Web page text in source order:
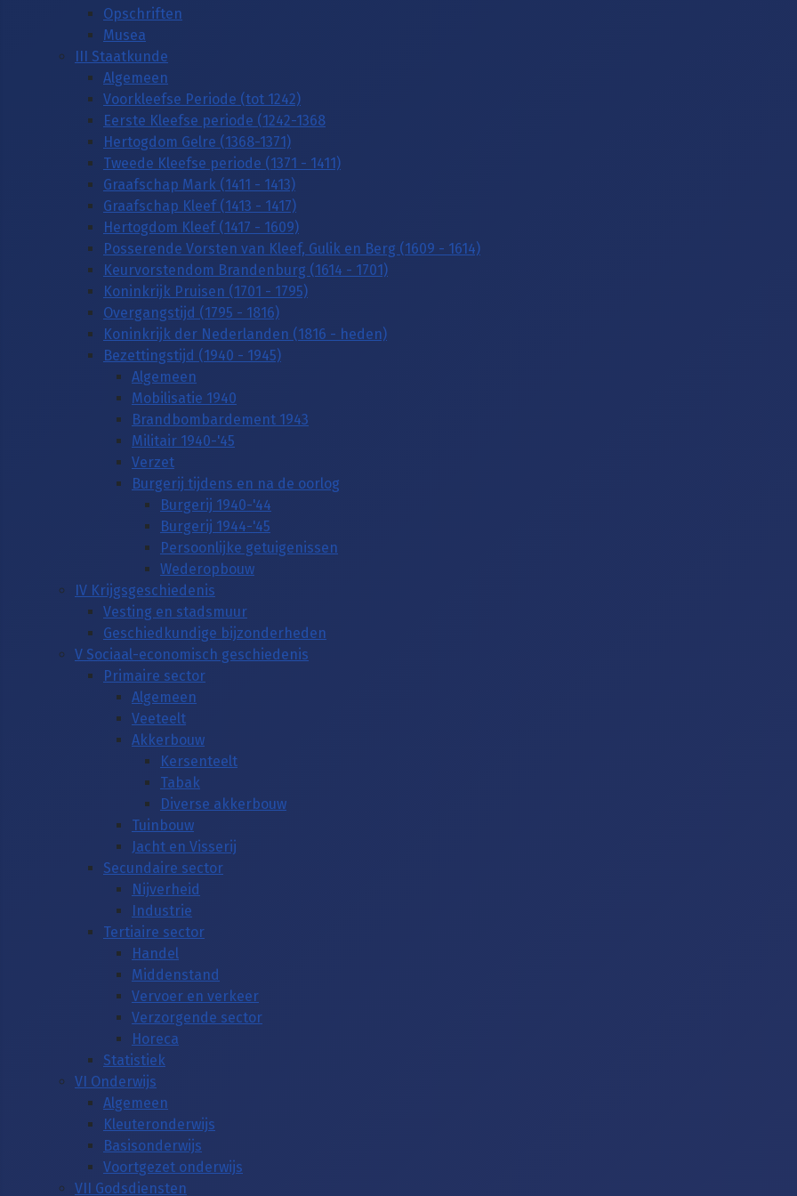
Opschriften
Musea
III Staatkunde
Algemeen
Voorkleefse Periode (tot 1242)
Eerste Kleefse periode (1242-1368
Hertogdom Gelre (1368-1371)
Tweede Kleefse periode (1371 - 1411)
Graafschap Mark (1411 - 1413)
Graafschap Kleef (1413 - 1417)
Hertogdom Kleef (1417 - 1609)
Posserende Vorsten van Kleef, Gulik en Berg (1609 - 1614)
Keurvorstendom Brandenburg (1614 - 1701)
Koninkrijk Pruisen (1701 - 1795)
Overgangstijd (1795 - 1816)
Koninkrijk der Nederlanden (1816 - heden)
Bezettingstijd (1940 - 1945)
Algemeen
Mobilisatie 1940
Brandbombardement 1943
Militair 1940-'45
Verzet
Burgerij tijdens en na de oorlog
Burgerij 1940-'44
Burgerij 1944-'45
Persoonlijke getuigenissen
Wederopbouw
IV Krijgsgeschiedenis
Vesting en stadsmuur
Geschiedkundige bijzonderheden
V Sociaal-economisch geschiedenis
Primaire sector
Algemeen
Veeteelt
Akkerbouw
Kersenteelt
Tabak
Diverse akkerbouw
Tuinbouw
Jacht en Visserij
Secundaire sector
Nijverheid
Industrie
Tertiaire sector
Handel
Middenstand
Vervoer en verkeer
Verzorgende sector
Horeca
Statistiek
VI Onderwijs
Algemeen
Kleuteronderwijs
Basisonderwijs
Voortgezet onderwijs
VII Godsdiensten